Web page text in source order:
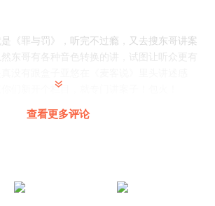
《罪与罚》，听完不过瘾，又去搜东哥讲案
东哥有各种音色转换的讲，试图让听众更有
你们新开个栏目，就专门讲案子！包火！
查看更多评论